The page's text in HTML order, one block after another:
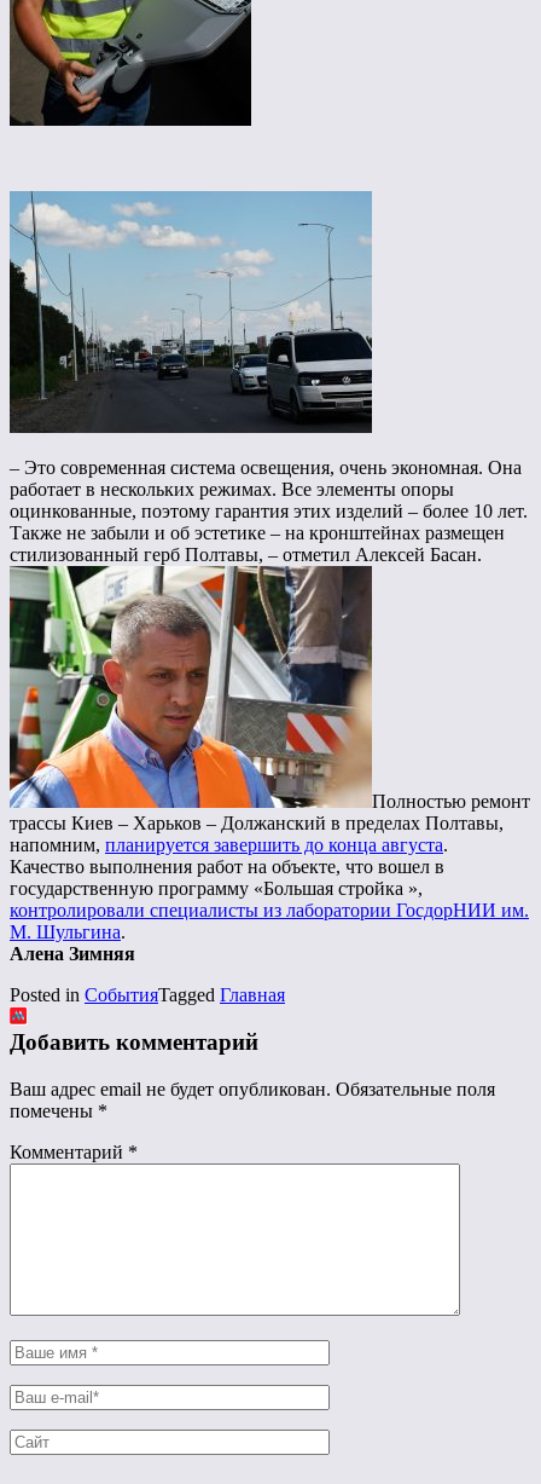
– Это современная система освещения, очень экономная. Она
работает в нескольких режимах. Все элементы опоры
оцинкованные, поэтому гарантия этих изделий – более 10 лет.
Также не забыли и об эстетике – на кронштейнах размещен
стилизованный герб Полтавы, – отметил Алексей Басан.
Полностью ремонт
трассы Киев – Харьков – Должанский в пределах Полтавы,
напомним, планируется завершить до конца августа.
Качество выполнения работ на объекте, что вошел в
государственную программу «Большая стройка »,
контролировали специалисты из лаборатории ГосдорНИИ им.
М. Шульгина.
Алена Зимняя
Posted in СобытияTagged Главная
Добавить комментарий
Ваш адрес email не будет опубликован. Обязательные поля
помечены *
Комментарий *